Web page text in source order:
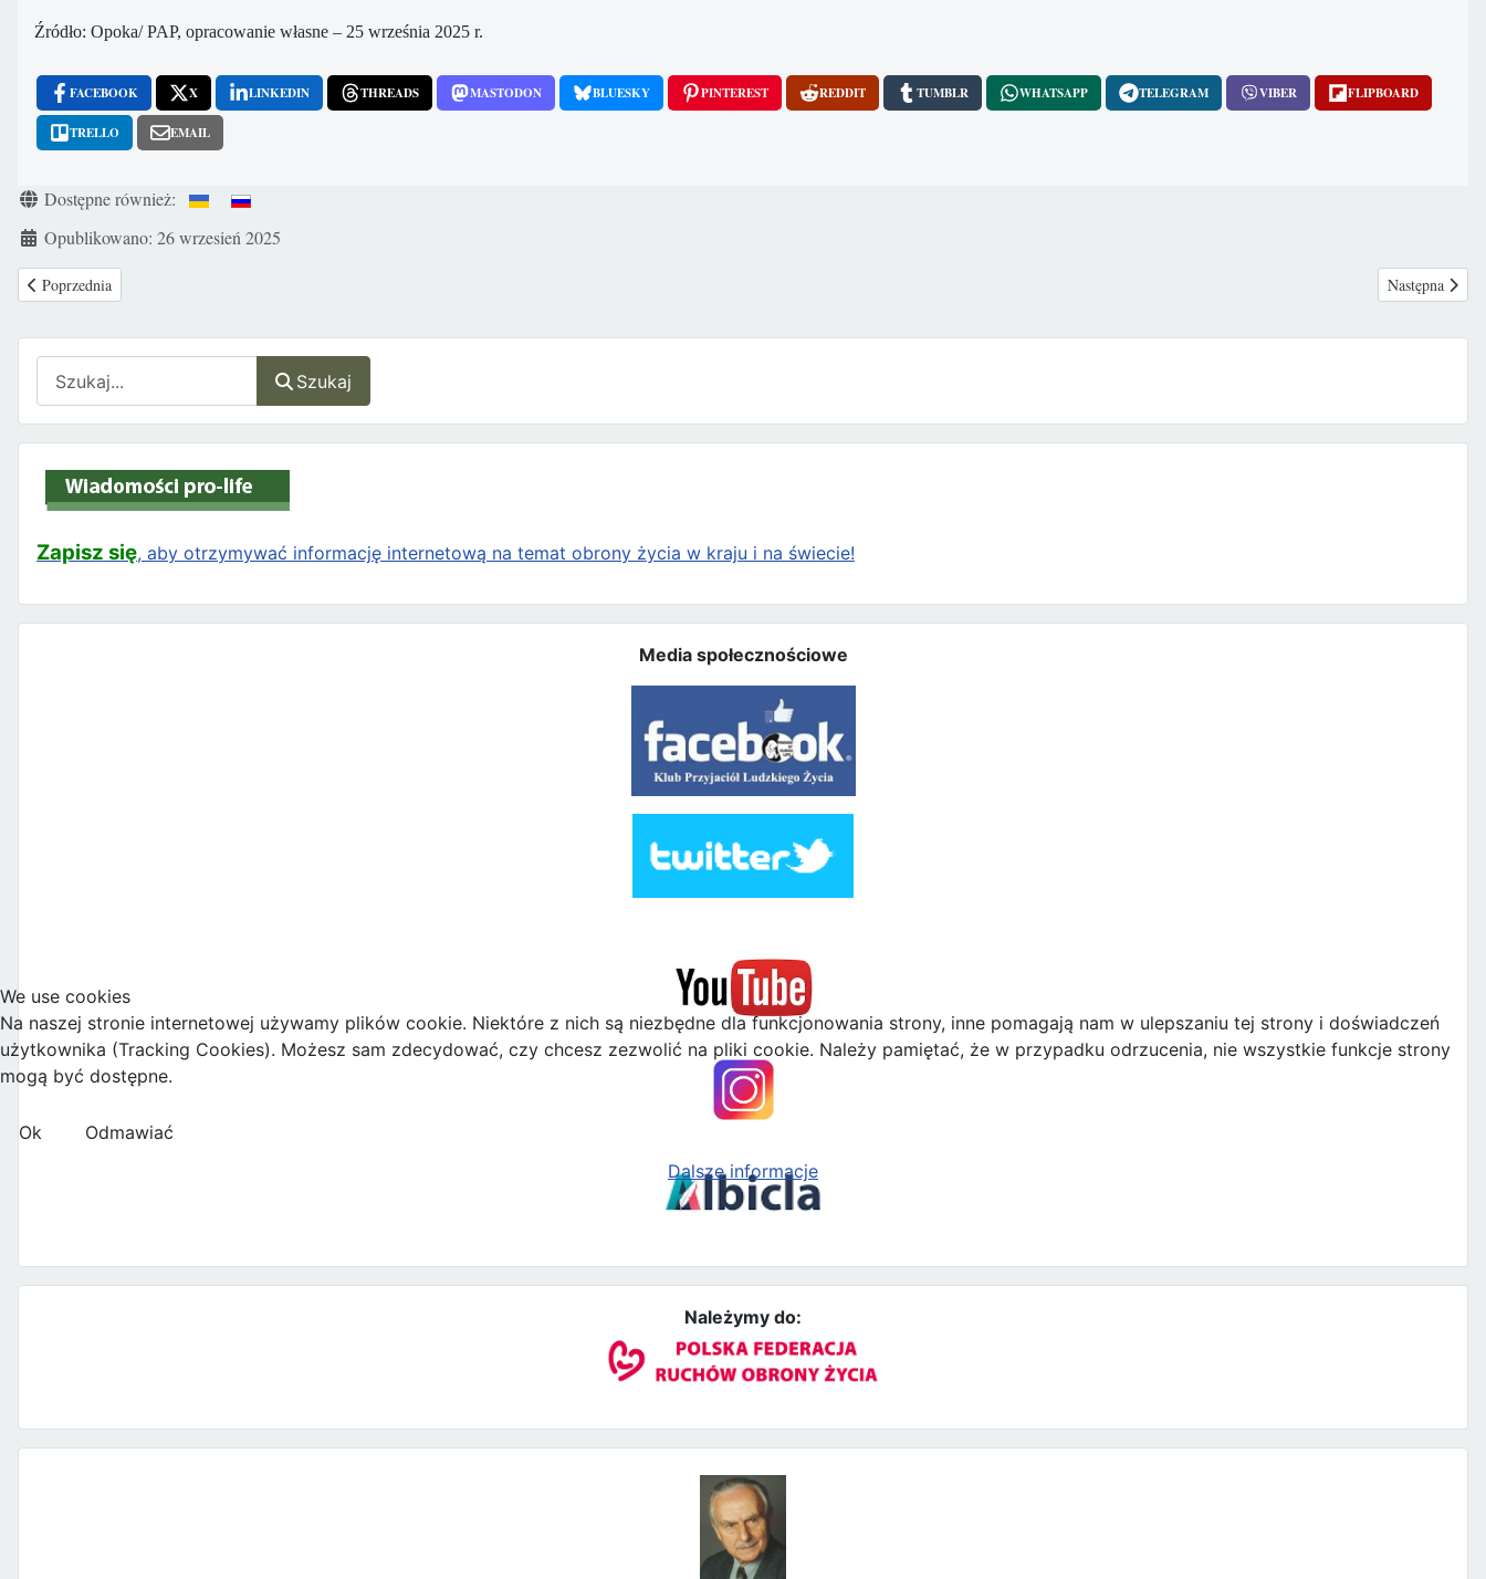
Szukaj
Zapisz się, aby otrzymywać informację internetową na temat obrony życia w kraju i na świecie!
Media społecznościowe
Należymy do:
Źródło: Opoka/ PAP, opracowanie własne – 25 września 2025 r.
FACEBOOK X LINKEDIN THREADS MASTODON BLUESKY PINTEREST REDDIT TUMBLR WHATSAPP TELEGRAM VIBER FLIPBOARD
TRELLO EMAIL
Szczegóły
Dostępne również:
Opublikowano: 26 wrzesień 2025
Poprzednia strona: Sejm za dalszymi pracami nad obywatelskim projektem ustawy „Tak dla religii i etyki w szkole”
Poprzednia Następna
Następna
We use cookies
Na naszej stronie internetowej używamy plików cookie. Niektóre z nich są niezbędne dla funkcjonowania strony, inne pomagają nam w ulepszaniu tej strony i doświadczeń
użytkownika (Tracking Cookies). Możesz sam zdecydować, czy chcesz zezwolić na pliki cookie. Należy pamiętać, że w przypadku odrzucenia, nie wszystkie funkcje strony
mogą być dostępne.
Ok
Odmawiać
Dalsze informacje